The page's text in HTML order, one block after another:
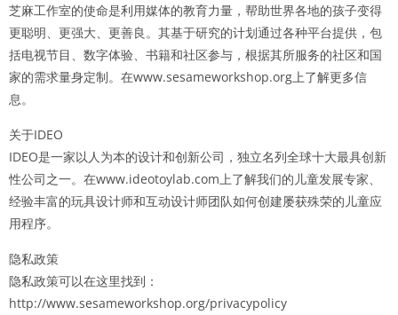
芝麻工作室的使命是利用媒体的教育力量，帮助世界各地的孩子变得
更聪明、更强大、更善良。其基于研究的计划通过各种平台提供，包
括电视节目、数字体验、书籍和社区参与，根据其所服务的社区和国
家的需求量身定制。在www.sesameworkshop.org上了解更多信
息。
关于IDEO
IDEO是一家以人为本的设计和创新公司，独立名列全球十大最具创新
性公司之一。在www.ideotoylab.com上了解我们的儿童发展专家、
经验丰富的玩具设计师和互动设计师团队如何创建屡获殊荣的儿童应
用程序。
隐私政策
隐私政策可以在这里找到：
http://www.sesameworkshop.org/privacypolicy